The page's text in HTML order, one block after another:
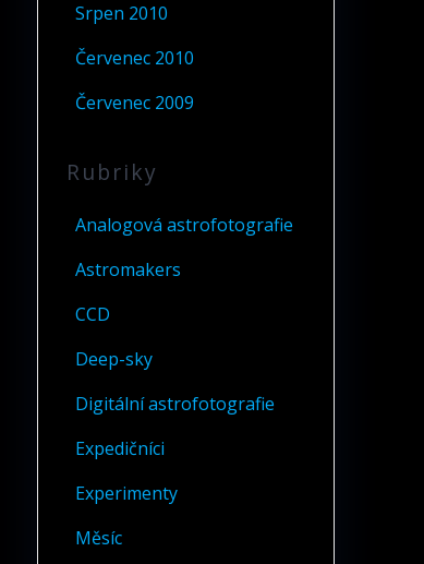
Srpen 2010
Červenec 2010
Červenec 2009
Rubriky
Analogová astrofotografie
Astromakers
CCD
Deep-sky
Digitální astrofotografie
Expedičníci
Experimenty
Měsíc